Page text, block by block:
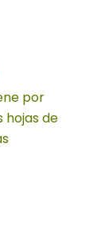
por
hojas de